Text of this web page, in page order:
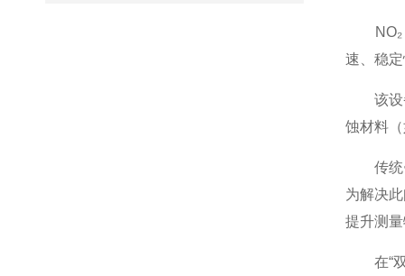
速、稳
该设备
蚀材料
传统钼
为解决
提升测
在“双